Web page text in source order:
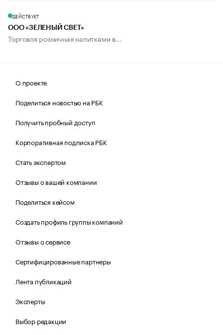
ДЕЙСТВУЕТ
ООО «ЗЕЛЕНЫЙ СВЕТ»
Торговля розничная напитками в...
О проекте
Поделиться новостью на РБК
Получить пробный доступ
Корпоративная подписка РБК
Стать экспертом
Отзывы о вашей компании
Поделиться кейсом
Создать профиль группы компаний
Отзывы о сервисе
Сертифицированные партнеры
Лента публикаций
Эксперты
Выбор редакции